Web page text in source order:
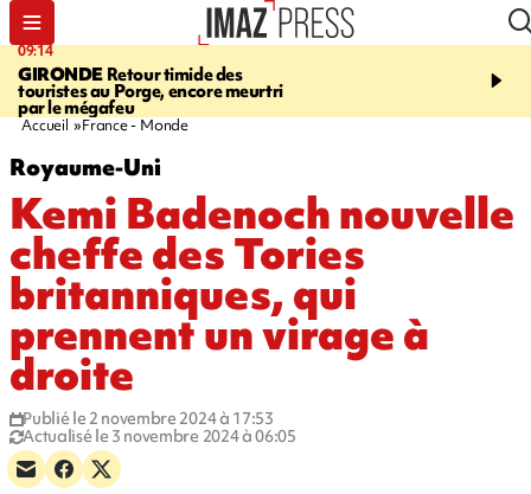
09:14
GIRONDE Retour timide des
touristes au Porge, encore meurtri
par le mégafeu
13:09
Des
font cinq morts en
Accueil France - Monde
Royaume-Uni
Kemi Badenoch nouvelle
cheffe des Tories
britanniques, qui
prennent un virage à
droite
Publié le 2 novembre 2024 à 17:53
Actualisé le 3 novembre 2024 à 06:05